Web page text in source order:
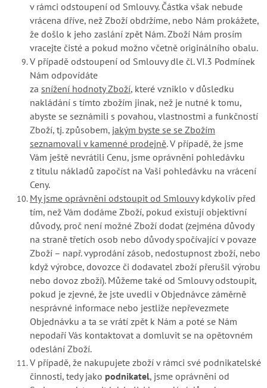
v rámci odstoupení od Smlouvy. Částka však nebude
vrácena dříve, než Zboží obdržíme, nebo Nám prokážete,
že došlo k jeho zaslání zpět Nám. Zboží Nám prosím
vracejte čisté a pokud možno včetně originálního obalu.
V případě odstoupení od Smlouvy dle čl. VI.3 Podmínek
Nám odpovídáte
za snížení hodnoty Zboží, které vzniklo v důsledku
nakládání s tímto zbožím jinak, než je nutné k tomu,
abyste se seznámili s povahou, vlastnostmi a funkčností
Zboží, tj. způsobem, jakým byste se se Zbožím
seznamovali v kamenné prodejně. V případě, že jsme
Vám ještě nevrátili Cenu, jsme oprávněni pohledávku
z titulu nákladů započíst na Vaši pohledávku na vrácení
Ceny.
My jsme oprávněni odstoupit od Smlouvykdykoliv před
tím, než Vám dodáme Zboží, pokud existují objektivní
důvody, proč není možné Zboží dodat (zejména důvody
na straně třetích osob nebo důvody spočívající v povaze
Zboží – např. vyprodání zásob, nedostupnost zboží, nebo
když výrobce, dovozce či dodavatel zboží přerušil výrobu
nebo dovoz zboží). Můžeme také od Smlouvy odstoupit,
pokud je zjevné, že jste uvedli v Objednávce záměrně
nesprávné informace nebo jestliže nepřevezmete
Objednávku a ta se vrátí zpět k Nám a poté se Nám
nepodaří Vás kontaktovat a domluvit se na opětovném
odeslání Zboží.
V případě, že nakupujete zboží v rámci své podnikatelské
činnosti, tedy jako podnikatel, jsme oprávněni od